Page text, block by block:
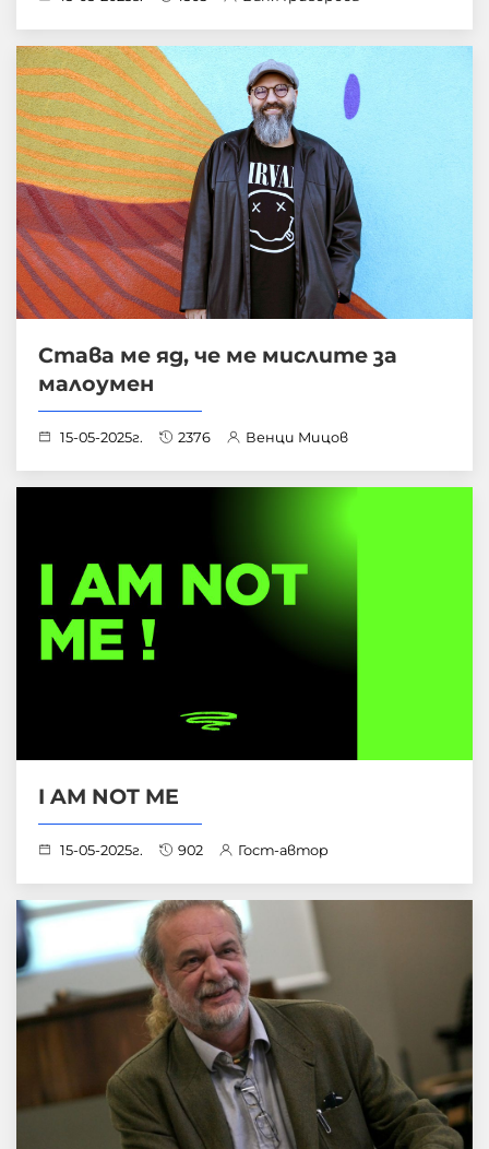
Става ме яд, че ме мислите за
малоумен
15-05-2025г. 2376 Венци Мицов
I AM NOT ME
15-05-2025г. 902 Гост-автор